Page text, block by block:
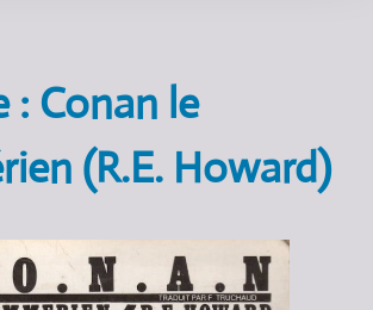
: Conan le
(R.E. Howard)